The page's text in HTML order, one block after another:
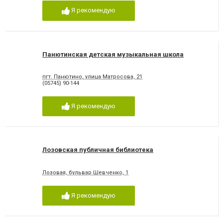
Я рекомендую
Панютинская детская музыкальная школа
пгт. Панютино, улица Матросова, 21
(05745) 90-144
Я рекомендую
Лозовская публичная библиотека
Лозовая, бульвар Шевченко, 1
Я рекомендую